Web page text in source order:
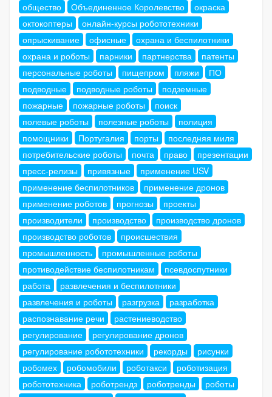
общество
Объединенное Королевство
окраска
октокоптеры
онлайн-курсы робототехники
опрыскивание
офисные
охрана и беспилотники
охрана и роботы
парники партнерства
патенты
персональные роботы
пищепром пляжи
ПО
подводные
подводные роботы
подземные
пожарные
пожарные роботы
поиск
полевые роботы
полезные роботы
полиция
помощники
Португалия порты
последняя миля
потребительские роботы
почта право
презентации
пресс-релизы
привязные
применение USV
применение беспилотников
применение дронов
применение роботов
прогнозы
проекты
производители
производство
производство дронов
производство роботов
происшествия
промышленность
промышленные роботы
противодействие беспилотникам
псевдоспутники
работа
развлечения и беспилотники
развлечения и роботы
разгрузка
разработка
распознавание речи
растениеводство
регулирование
регулирование дронов
регулирование робототехники
рекорды
рисунки
робомех
робомобили роботакси
роботизация
робототехника
роботрендз роботренды
роботы